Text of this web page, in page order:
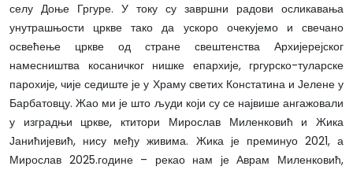
селу Доње Гргуре. У току су завршни радови осликавања
унутрашњости цркве тако да ускоро очекујемо и свечано
освећење цркве од стране свештенства Архијерејског
намесништва косаничког нишке епархије, гргурско-туларске
парохије, чије седиште је у Храму светих Констатина и Јелене у
Барбатовцу. Жао ми је што људи који су се највише ангажовали
у изградњи цркве, ктитори Мирослав Миленковић и Жика
Јанићијевић, нису међу живима. Жика је преминуо 2021, а
Мирослав 2025.године – рекао нам је Аврам Миленковић,